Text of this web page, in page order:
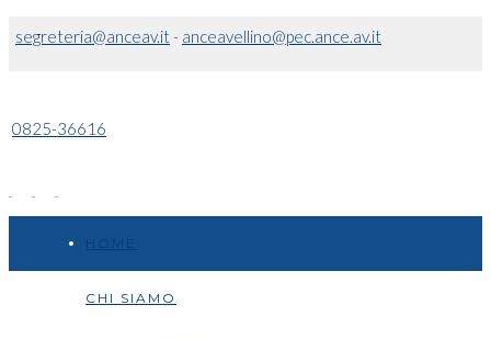
segreteria@anceav.it- anceavellino@pec.ance.av.it
0825-36616
CHI SIAMO